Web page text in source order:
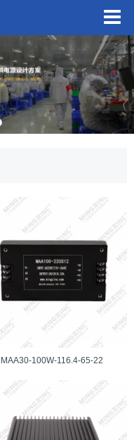
MAA30-100W-116.4-65-22